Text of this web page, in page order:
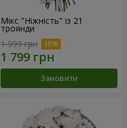
Мікс "Ніжність" із 21
троянди
1 999 грн
Замовити